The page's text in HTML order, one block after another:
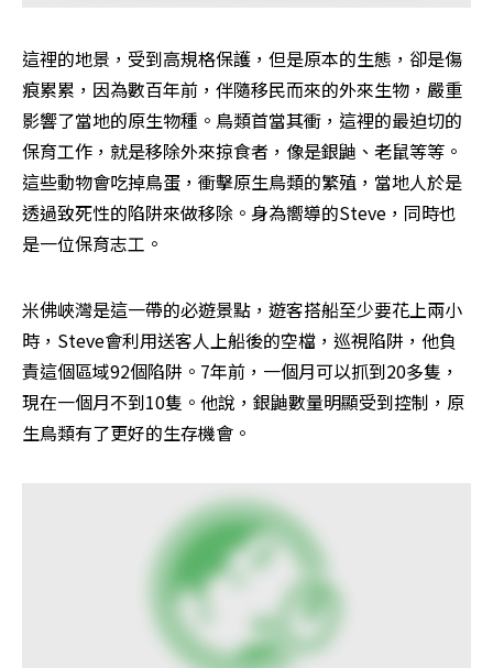
這裡的地景，受到高規格保護，但是原本的生態，卻是傷
痕累累，因為數百年前，伴隨移民而來的外來生物，嚴重
影響了當地的原生物種。鳥類首當其衝，這裡的最迫切的
保育工作，就是移除外來掠食者，像是銀鼬、老鼠等等。
這些動物會吃掉鳥蛋，衝擊原生鳥類的繁殖，當地人於是
透過致死性的陷阱來做移除。身為嚮導的Steve，同時也
是一位保育志工。
米佛峽灣是這一帶的必遊景點，遊客搭船至少要花上兩小
時，Steve會利用送客人上船後的空檔，巡視陷阱，他負
責這個區域92個陷阱。7年前，一個月可以抓到20多隻，
現在一個月不到10隻。他說，銀鼬數量明顯受到控制，原
生鳥類有了更好的生存機會。